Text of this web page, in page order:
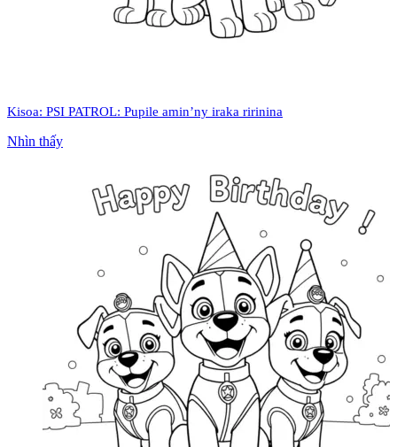
Kisoa: PSI PATROL: Pupile amin’ny iraka ririnina
Nhìn thấy